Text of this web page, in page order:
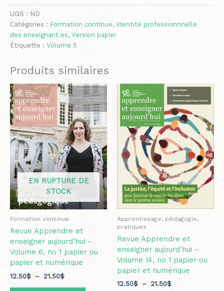
UGS : ND
Catégories : Formation continue, Identité professionnnelle
des enseignant.es, Version papier
Étiquette : Volume 5
Produits similaires
EN RUPTURE DE
STOCK
Formation continue
Revue Apprendre et
enseigner aujourd’hui –
Volume 6, no 1 papier ou
papier et numérique
12.50$ – 21.50$
Plage
de
prix :
12.50$
à
21.50$
Ce
produit
a
plusieurs
variations.
Les
options
peuvent
être
choisies
la
Apprentissage, pédagogie,
pratiques
Revue Apprendre et
enseigner aujourd’hui –
Volume 14, no 1 papier ou
papier et numérique
12.50$ – 21.50$
Plage
de
prix :
12.50$
à
21.50$
Ce
produit
plusieurs
Les
options
peuvent
être
choisies
sur
page
du